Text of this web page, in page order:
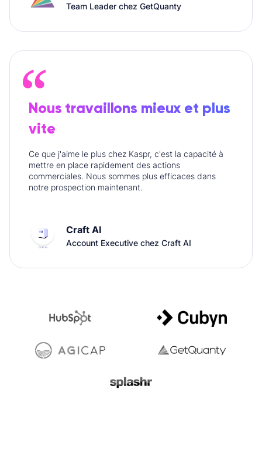
Team Leader chez GetQuanty
Nous travaillons mieux et plus
vite
Ce que j'aime le plus chez Kaspr, c'est la capacité à
mettre en place rapidement des actions
commerciales. Nous sommes plus efficaces dans
notre prospection maintenant.
Craft AI
Account Executive chez Craft AI